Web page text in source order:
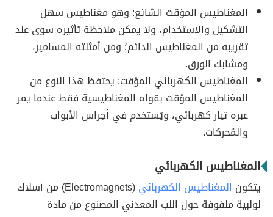
المغناطيس المؤقت الشائع: وهو مغناطيس سهل
التشكيل والاستخدام، ولا يمكن ملاحظة تأثيره سوى عند
تقريبه من المغناطيس الدائم؛ ومن أمثلته المسامير،
ومشابك الورق.
المغناطيس الكهربائي المؤقت: يحتفظ هذا النوع من
المغناطيس المؤقت بقواه المغناطيسية فقط عندما يمر
عبره تيار كهربائي، ويُستخدم في أجراس الأبواب
والمُحركات.
المغناطيس الكهربائي
يتكون المغناطيس الكهربائي
(Electromagnets) من أسلاك
لولبية ملفوفة حول اللب المعدني المصنوع من مادة